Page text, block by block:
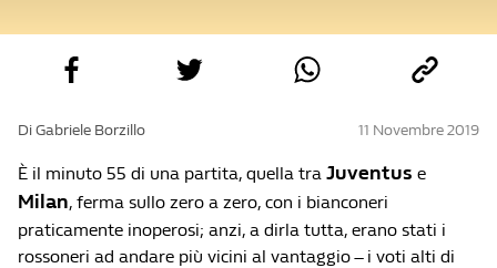
Di Gabriele Borzillo 11 Novembre 2019
È il minuto 55 di una partita, quella tra Juventus e
Milan, ferma sullo zero a zero, con i bianconeri
praticamente inoperosi; anzi, a dirla tutta, erano stati i
rossoneri ad andare più vicini al vantaggio – i voti alti di